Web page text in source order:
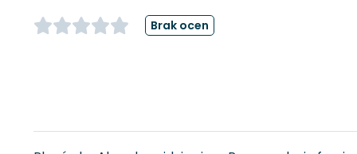
Brak ocen